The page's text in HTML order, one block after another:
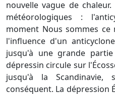
nouvelle vague de
météorologiques :
moment Nous sommes
l'influence d'un
jusqu'à une grande
dépressin circule sur
jusqu'à la
conséquent. La dépression